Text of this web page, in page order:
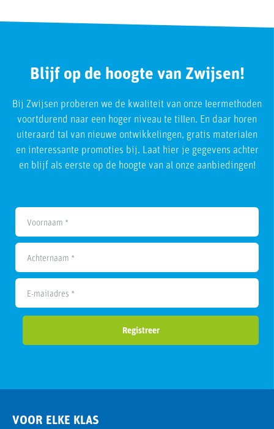
Blijf op de hoogte van Zwijsen!
Bij Zwijsen proberen we de kwaliteit van onze leermethoden
voortdurend naar een hoger niveau te tillen. En daar horen
uiteraard tal van nieuwe ontwikkelingen, gratis materialen
en interessante promoties bij. Laat hier je gegevens achter
en blijf als eerste op de hoogte van al onze aanbiedingen!
Voornaam *
Achternaam *
E-mailadres *
Registreer
VOOR ELKE KLAS